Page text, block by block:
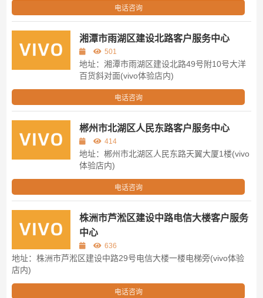
电话咨询
湘潭市雨湖区建设北路客户服务中心
501
地址：湘潭市雨湖区建设北路49号附10号大洋
百货斜对面(vivo体验店内)
电话咨询
郴州市北湖区人民东路客户服务中心
414
地址：郴州市北湖区人民东路天翼大厦1楼(vivo
体验店内)
电话咨询
株洲市芦淞区建设中路电信大楼客户服务
中心
636
地址：株洲市芦淞区建设中路29号电信大楼一楼电梯旁(vivo体验
店内)
电话咨询